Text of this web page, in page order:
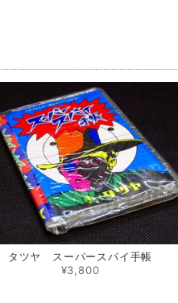
タツヤ スーパースパイ手帳
¥3,800